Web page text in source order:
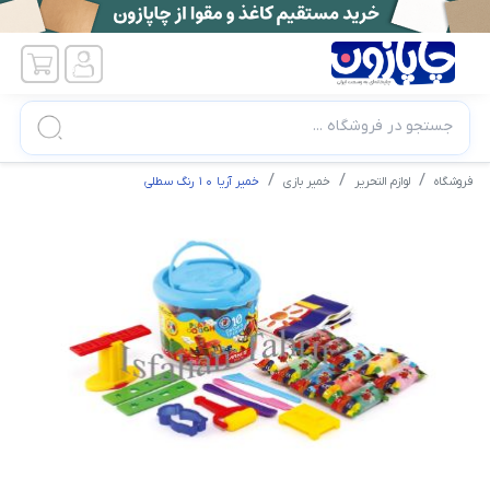
جستجو در فروشگاه ...
فروشگاه لوازم التحریر خمیر بازی خمیر آریا ۱۰ رنگ سطلی